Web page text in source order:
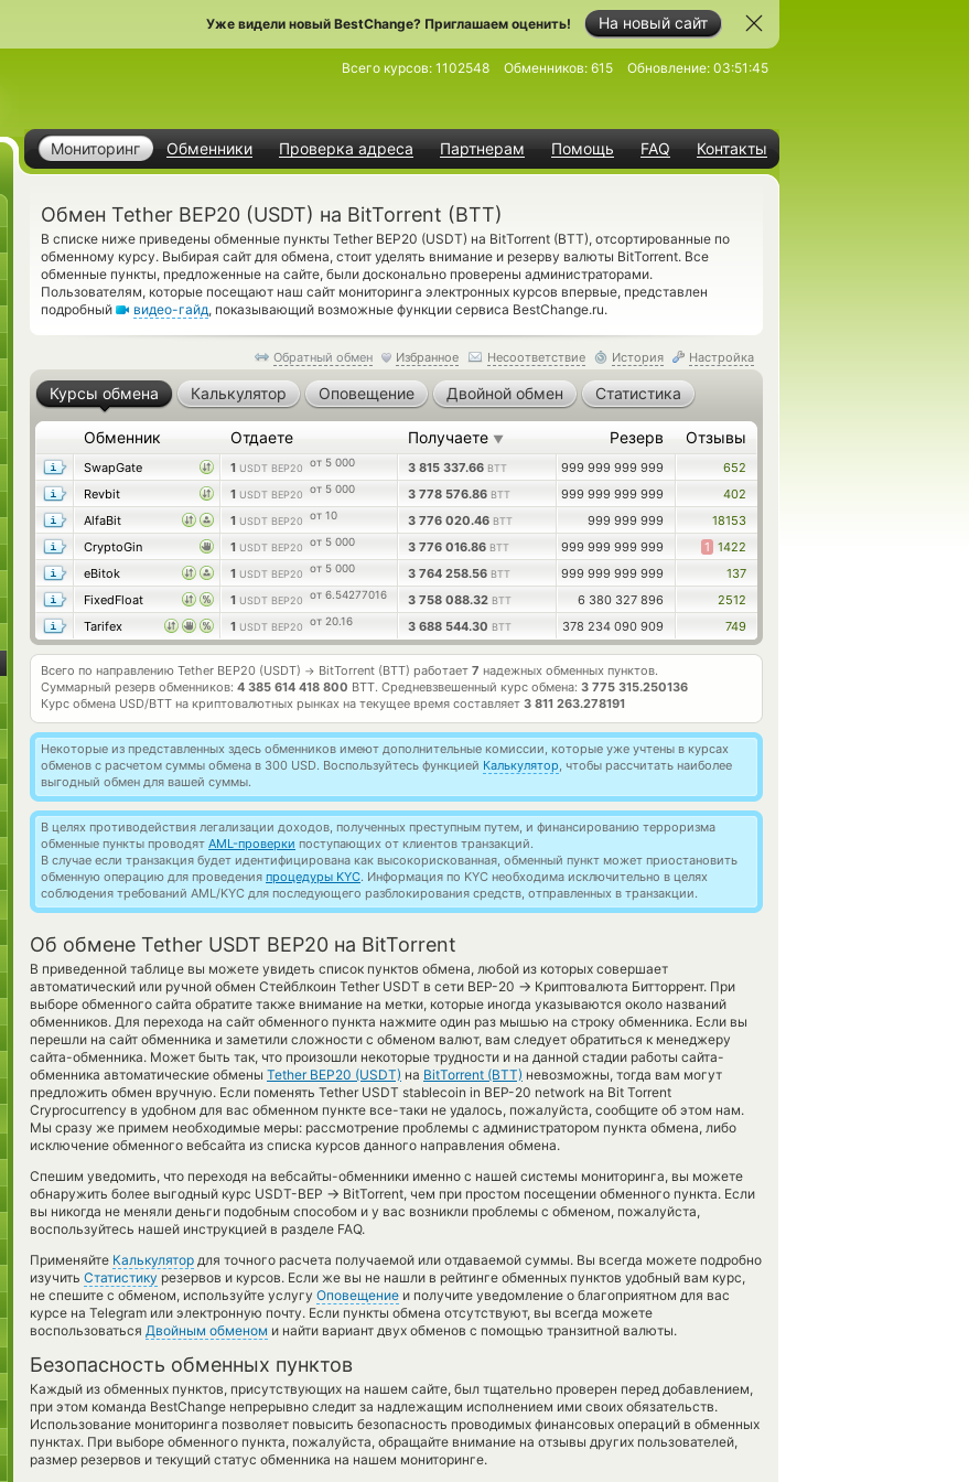
На новый сайт
Уже видели новый BestChange? Приглашаем оценить!
Мониторинг Обменники Проверка адреса Партнерам Помощь FAQ Контакты
Всего курсов: 1102548 Обменников: 615 Обновление: 03:51:45
Обмен Tether BEP20 (USDT) на BitTorrent (BTT)
В списке ниже приведены обменные пункты Tether BEP20 (USDT) на BitTorrent (BTT), отсортированные по
обменному курсу. Выбирая сайт для обмена, стоит уделять внимание и резерву валюты BitTorrent. Все
обменные пункты, предложенные на сайте, были досконально проверены администраторами.
Пользователям, которые посещают наш сайт мониторинга электронных курсов впервые, представлен
подробный
видео-гайд, показывающий возможные функции сервиса BestChange.ru.
Обратный обмен Избранное Несоответствие История Настройка
Курсы обмена Калькулятор Оповещение Двойной обмен Статистика
Обменник Отдаете Получаете ▼ Резерв Отзывы
SwapGate 1 USDT BEP20 от 5 000 3 815 337.66 BTT 999 999 999 999
652
Revbit
1 USDT BEP20 от 5 000 3 778 576.86 BTT 999 999 999 999
402
AlfaBit
1 USDT BEP20 от 10 3 776 020.46 BTT 999 999 999
18153
CryptoGin
1 USDT BEP20 от 5 000 3 776 016.86 BTT 999 999 999 999 1 1422
eBitok
1 USDT BEP20 от 5 000 3 764 258.56 BTT 999 999 999 999
137
FixedFloat
1 USDT BEP20 от 6.54277016 3 758 088.32 BTT 6 380 327 896
2512
Tarifex
1 USDT BEP20 от 20.16 3 688 544.30 BTT 378 234 090 909 749
Всего по направлению Tether BEP20 (USDT) → BitTorrent (BTT) работает 7 надежных обменных пунктов.
Суммарный резерв обменников: 4 385 614 418 800 BTT. Средневзвешенный курс обмена: 3 775 315.250136
Курс обмена USD/BTT на криптовалютных рынках на текущее время составляет 3 811 263.278191
Некоторые из представленных здесь обменников имеют дополнительные комиссии, которые уже учтены в курсах
обменов с расчетом суммы обмена в 300 USD. Воспользуйтесь функцией Калькулятор, чтобы рассчитать наиболее
выгодный обмен для вашей суммы.
В целях противодействия легализации доходов, полученных преступным путем, и финансированию терроризма
обменные пункты проводят AML-проверки поступающих от клиентов транзакций.
В случае если транзакция будет идентифицирована как высокорискованная, обменный пункт может приостановить
обменную операцию для проведения процедуры KYC. Информация по KYC необходима исключительно в целях
соблюдения требований AML/KYC для последующего разблокирования средств, отправленных в транзакции.
Об обмене Tether USDT BEP20 на BitTorrent
В приведенной таблице вы можете увидеть список пунктов обмена, любой из которых совершает
автоматический или ручной обмен Стейблкоин Tether USDT в сети BEP-20 → Криптовалюта Битторрент. При
выборе обменного сайта обратите также внимание на метки, которые иногда указываются около названий
обменников. Для перехода на сайт обменного пункта нажмите один раз мышью на строку обменника. Если вы
перешли на сайт обменника и заметили сложности с обменом валют, вам следует обратиться к менеджеру
сайта-обменника. Может быть так, что произошли некоторые трудности и на данной стадии работы сайта-
обменника автоматические обмены Tether BEP20 (USDT) на BitTorrent (BTT) невозможны, тогда вам могут
предложить обмен вручную. Если поменять Tether USDT stablecoin in BEP-20 network на Bit Torrent
Cryprocurrency в удобном для вас обменном пункте все-таки не удалось, пожалуйста, сообщите об этом нам.
Мы сразу же примем необходимые меры: рассмотрение проблемы с администратором пункта обмена, либо
исключение обменного вебсайта из списка курсов данного направления обмена.
Спешим уведомить, что переходя на вебсайты-обменники именно с нашей системы мониторинга, вы можете
обнаружить более выгодный курс USDT-BEP → BitTorrent, чем при простом посещении обменного пункта. Если
вы никогда не меняли деньги подобным способом и у вас возникли проблемы с обменом, пожалуйста,
воспользуйтесь нашей инструкцией в разделе FAQ.
Применяйте Калькулятор для точного расчета получаемой или отдаваемой суммы. Вы всегда можете подробно
изучить Статистику резервов и курсов. Если же вы не нашли в рейтинге обменных пунктов удобный вам курс,
не спешите с обменом, используйте услугу Оповещение и получите уведомление о благоприятном для вас
курсе на Telegram или электронную почту. Если пункты обмена отсутствуют, вы всегда можете
воспользоваться Двойным обменом и найти вариант двух обменов с помощью транзитной валюты.
Безопасность обменных пунктов
Каждый из обменных пунктов, присутствующих на нашем сайте, был тщательно проверен перед добавлением,
при этом команда BestChange непрерывно следит за надлежащим исполнением ими своих обязательств.
Использование мониторинга позволяет повысить безопасность проводимых финансовых операций в обменных
пунктах. При выборе обменного пункта, пожалуйста, обращайте внимание на отзывы других пользователей,
размер резервов и текущий статус обменника на нашем мониторинге.